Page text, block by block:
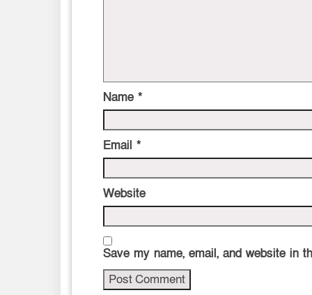
Name *
Email *
Website
Save my name, email, and website in